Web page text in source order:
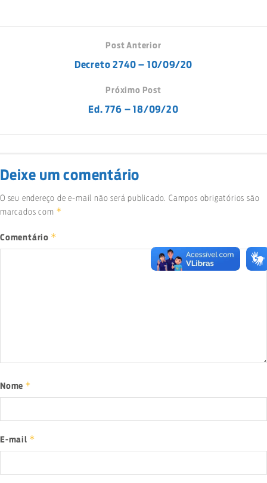
Post Anterior
Decreto 2740 – 10/09/20
Próximo Post
Ed. 776 – 18/09/20
Deixe um comentário
O seu endereço de e-mail não será publicado. Campos obrigatórios são
marcados com *
Comentário *
Nome *
E-mail *